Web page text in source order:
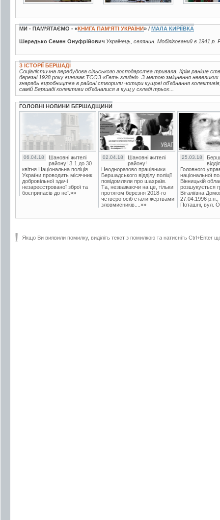
МИ - ПАМ’ЯТАЄМО - «КНИГА ПАМ’ЯТІ УКРАЇНИ» / МАЛА КИРІЇВКА
Шередько Семен Онуфрійович Українець, селянин. Мобілізований в 1941 р.
З ІСТОРІЇ БЕРШАДІ
Соціалістична перебудова сільського господарства тривала. Крім раніше
березні 1928 року виникає ТСОЗ «Геть злидні». З метою зміцнення
знарядь виробництва в районі створили чотири кущові об'єднання
самій Бершаді колективи об'єдналися в кущ у складі трьох...
ГОЛОВНІ НОВИНИ БЕРШАДЩИНИ
06.04.18
Шановні жителі
району! З 1 до 30
квітня Національна поліція
України проводить місячник
добровільної здачі
незареєстрованої зброї та
боєприпасів до неї.»»
02.04.18
Шановні жителі
району!
Неодноразово працівники
Бершадського відділу поліції
повідомляли про шахраїв.
Та, незважаючи на це, тільки
протягом березня 2018-го
четверо осіб стали жертвами
зловмисників....»»
25.03.18
Головного
національної
Вінницькій
розшукується
Віталіївна
27.04.1996 р.н.,
Поташні, вул.
Якщо Ви виявили помилку, виділіть текст з помилкою та натисніть Ctrl+Enter